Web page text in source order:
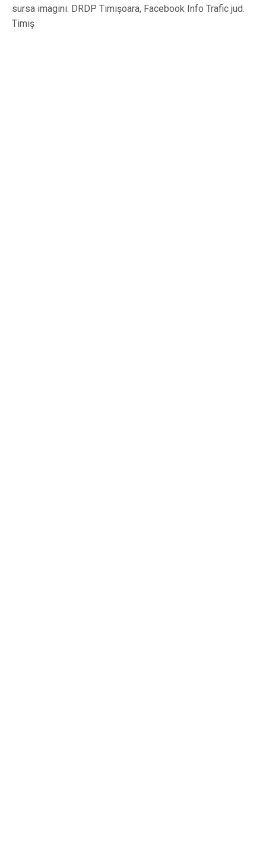
sursa imagini: DRDP Timișoara, Facebook Info Trafic jud.
Timiș